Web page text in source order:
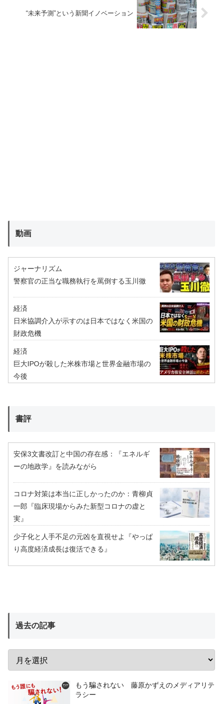
“未来予測”という新聞イノベーション
動画
ジャーナリズム
警察官の正当な職務執行を罵倒する玉川徹
経済
日米協調介入が示すのは日本ではなく米国の
財政危機
経済
巨大IPOが殺した米株市場と世界金融市場の
今後
書評
安保3文書改訂と中国の存在感：『エネルギ
ーの地政学』を読みながら
コロナ対策は本当に正しかったのか：青柳貞
一郎『臨床現場からみた新型コロナの虚と
実』
少子化と人手不足の元凶を直視せよ『やっぱ
り高度経済成長は復活できる』
過去の記事
もう騙されない 藤原かずえのメディアリテ
ラシー